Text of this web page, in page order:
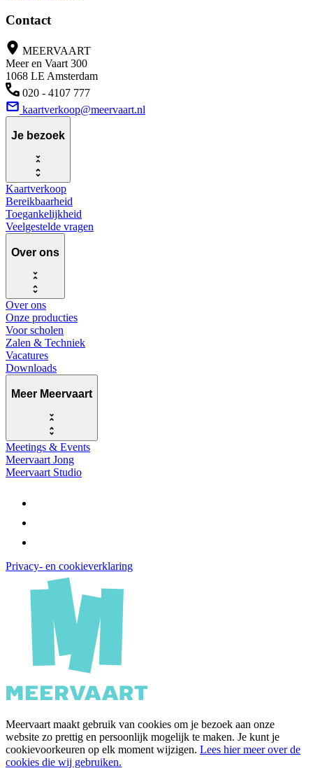
Contact
MEERVAART
Meer en Vaart 300
1068 LE Amsterdam
020 - 4107 777
kaartverkoop@meervaart.nl
Je bezoek
Kaartverkoop
Bereikbaarheid
Toegankelijkheid
Veelgestelde vragen
Over ons
Over ons
Onze producties
Voor scholen
Zalen & Techniek
Vacatures
Downloads
Meer Meervaart
Meetings & Events
Meervaart Jong
Meervaart Studio
Privacy- en cookieverklaring
Meervaart maakt gebruik van cookies om je bezoek aan onze
website zo prettig en persoonlijk mogelijk te maken. Je kunt je
cookievoorkeuren op elk moment wijzigen. Lees hier meer over de
cookies die wij gebruiken.